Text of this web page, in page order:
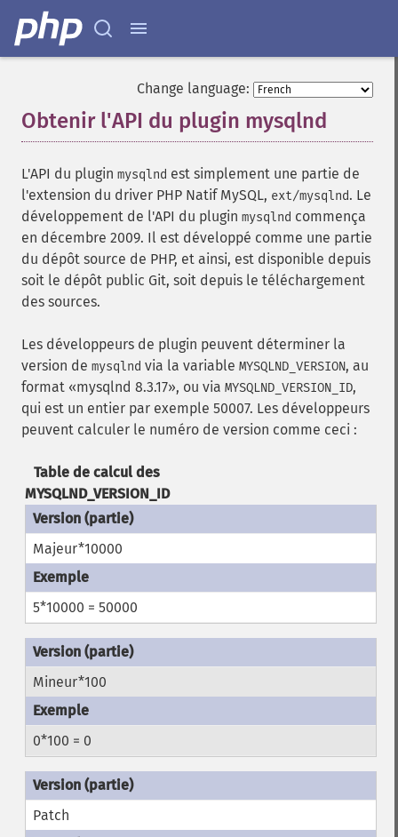
Change language:
Obtenir l'API du plugin mysqlnd
L'API du plugin mysqlnd est simplement une partie de
l'extension du driver PHP Natif MySQL, ext/mysqlnd. Le
développement de l'API du plugin mysqlnd commença
en décembre 2009. Il est développé comme une partie
du dépôt source de PHP, et ainsi, est disponible depuis
soit le dépôt public Git, soit depuis le téléchargement
des sources.
Les développeurs de plugin peuvent déterminer la
version de mysqlnd via la variable MYSQLND_VERSION, au
format
mysqlnd 8.3.17 , ou via MYSQLND_VERSION_ID,
qui est un entier par exemple 50007. Les développeurs
peuvent calculer le numéro de version comme ceci :
Table de calcul des
MYSQLND_VERSION_ID
Majeur*10000
5*10000 = 50000
Mineur*100
0*100 = 0
Patch